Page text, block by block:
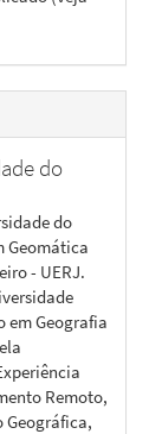
do
do
Geomática
- UERJ.
em Geografia
Remoto,
Geográfica,